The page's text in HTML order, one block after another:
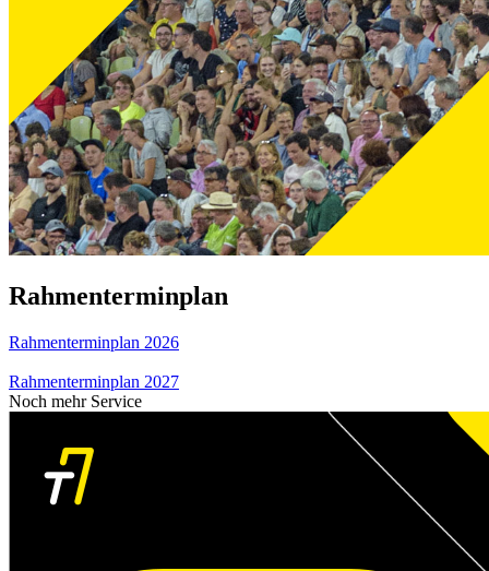
Rahmenterminplan
Rahmenterminplan 2026
Rahmenterminplan 2027
Noch mehr Service